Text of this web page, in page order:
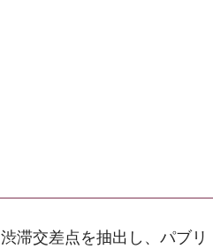
滞交差点を抽出し、パブリ